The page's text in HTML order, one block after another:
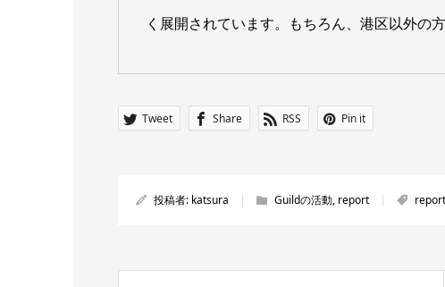
く展開されています。もちろん、港区以外の
Tweet Share RSS Pin it
投稿者: katsura Guildの活動, report report